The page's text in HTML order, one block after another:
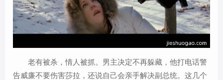
老有被杀，情人被抓。男主决定不再躲藏，他打电话警
告威廉不要伤害莎拉，还说自己会亲手解决副总统。这几个